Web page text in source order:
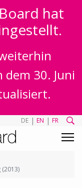
hat
30. Juni
DE | EN | FR